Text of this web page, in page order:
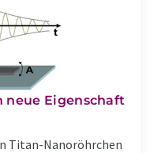
neue Eigenschaft
Titan-Nanoröhrchen